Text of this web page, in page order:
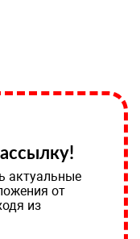
актуальные
от
из